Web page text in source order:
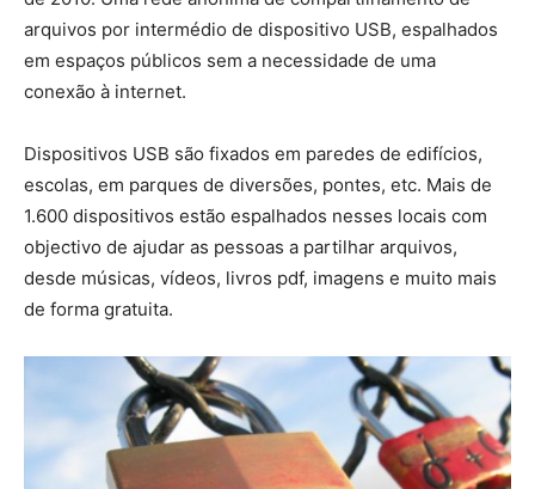
arquivos por intermédio de dispositivo USB, espalhados
em espaços públicos sem a necessidade de uma
conexão à internet.
Dispositivos USB são fixados em paredes de edifícios,
escolas, em parques de diversões, pontes, etc. Mais de
1.600 dispositivos estão espalhados nesses locais com
objectivo de ajudar as pessoas a partilhar arquivos,
desde músicas, vídeos, livros pdf, imagens e muito mais
de forma gratuita.